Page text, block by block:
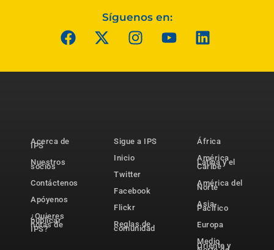
Síguenos en:
Acerca de
IPS
Nuestros
socios
Contáctenos
Apóyenos
¿Quieres
publicar
notas de
IPS?
Sigue a IPS
Inicio
Twitter
Facebook
Flickr
Reglas de
comunidad
África
América
Latina y el
Caribe
América del
Norte
Asia-
Pacífico
Europa
Medio
Oriente y